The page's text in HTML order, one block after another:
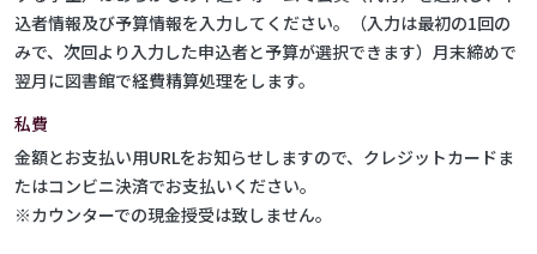
込者情報及び予算情報を入力してください。（入力は最初の1回の
みで、次回より入力した申込者と予算が選択できます）月末締めで
翌月に図書館で経費精算処理をします。
私費
金額とお支払い用URLをお知らせしますので、クレジットカードま
たはコンビニ決済でお支払いください。
※カウンターでの現金授受は致しません。